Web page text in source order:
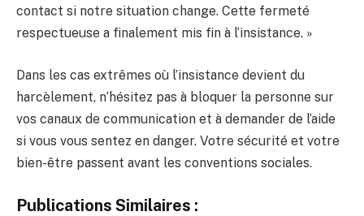
contact si notre situation change. Cette fermeté
respectueuse a finalement mis fin à l’insistance. »
Dans les cas extrêmes où l’insistance devient du
harcèlement, n’hésitez pas à bloquer la personne sur
vos canaux de communication et à demander de l’aide
si vous vous sentez en danger. Votre sécurité et votre
bien-être passent avant les conventions sociales.
Publications Similaires :